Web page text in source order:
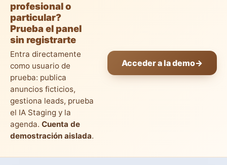
profesional o
particular?
Prueba el panel
sin registrarte
Entra directamente
como usuario de
prueba: publica
anuncios ficticios,
gestiona leads, prueba
el IA Staging y la
agenda. Cuenta de
demostración aislada.
Acceder a la demo→